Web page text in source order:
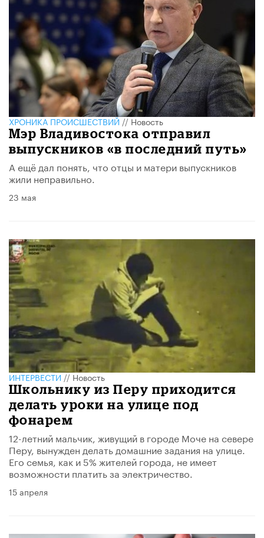
ХРОНИКА ПРОИСШЕСТВИЙ//Новость
Мэр Владивостока отправил
выпускников «в последний путь»
А ещё дал понять, что отцы и матери выпускников
жили неправильно.
23 мая
ИНТЕРВЕСТИ//Новость
Школьнику из Перу приходится
делать уроки на улице под
фонарем
12-летний мальчик, живущий в городе Моче на севере
Перу, вынужден делать домашние задания на улице.
Его семья, как и 5% жителей города, не имеет
возможности платить за электричество.
15 апреля